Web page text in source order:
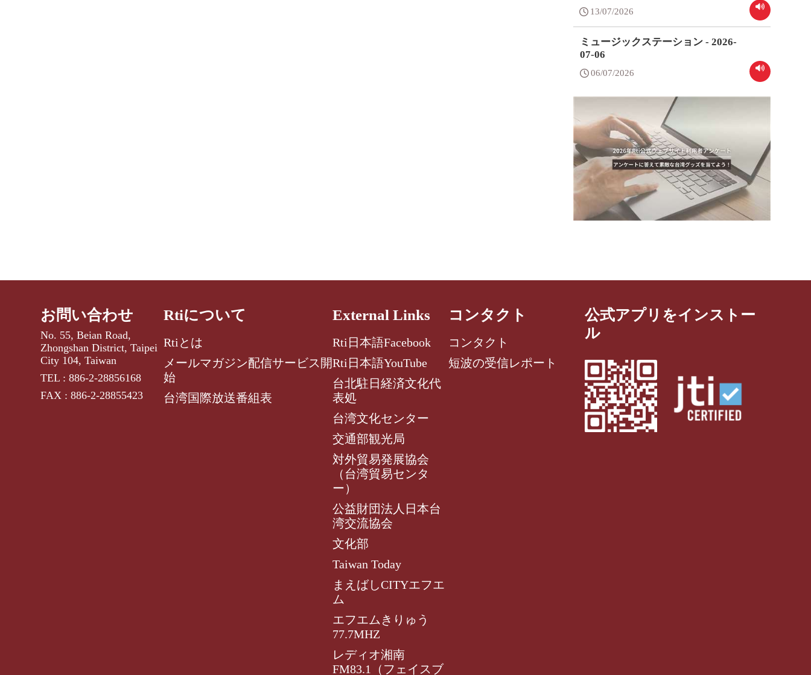
13/07/2026
ミュージックステーション - 2026-
07-06
06/07/2026
お問い合わせ
No. 55, Beian Road,
Zhongshan District, Taipei
City 104, Taiwan
TEL : 886-2-28856168
FAX : 886-2-28855423
Rtiについて
Rtiとは
メールマガジン配信サービス開
始
台湾国際放送番組表
External Links
Rti日本語Facebook
Rti日本語YouTube
台北駐日経済文化代
表処
台湾文化センター
交通部観光局
対外貿易発展協会
（台湾貿易センタ
ー）
公益財団法人日本台
湾交流協会
文化部
Taiwan Today
まえばしCITYエフエ
ム
エフエムきりゅう
77.7MHZ
レディオ湘南
FM83.1（フェイスブ
コンタクト
コンタクト
短波の受信レポート
公式アプリをインストー
ル